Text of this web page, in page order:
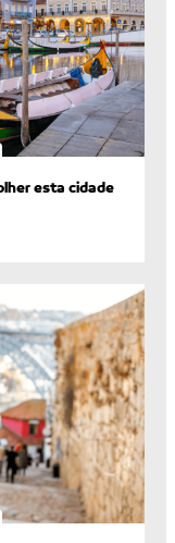
esta cidade